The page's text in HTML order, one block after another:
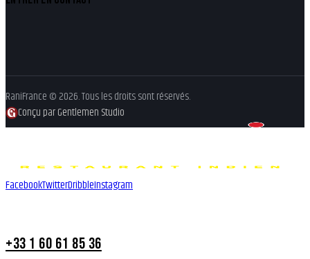
RaniFrance © 2026. Tous les droits sont réservés.
Conçu par Gentlemen Studio
FacebookTwitterDribbleInstagram
+33 1 60 61 85 36